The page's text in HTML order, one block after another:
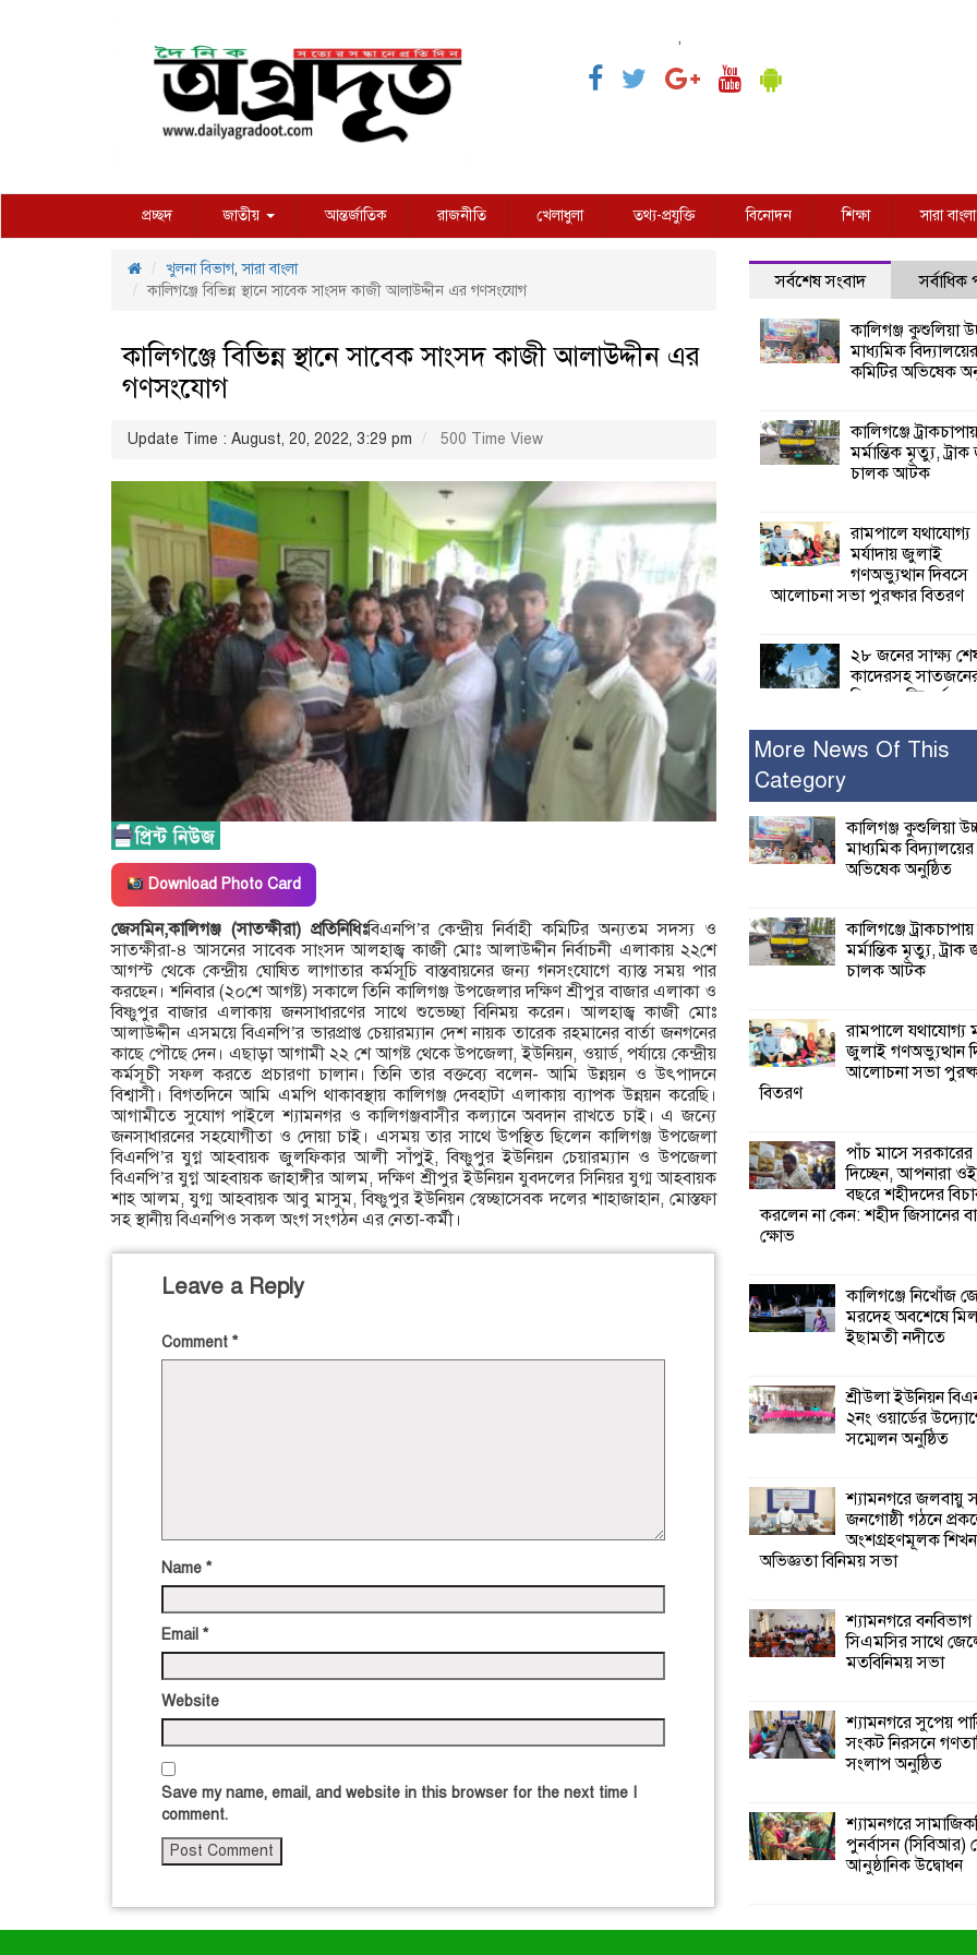
,
প্রচ্ছদ জাতীয় আন্তর্জাতিক রাজনীতি খেলাধুলা তথ্য-প্রযুক্তি বিনোদন শিক্ষা সারা বাংলা
খুলনা বিভাগ,সারা বাংলা
কালিগঞ্জে বিভিন্ন স্থানে সাবেক সাংসদ কাজী আলাউদ্দীন এর গণসংযোগ
কালিগঞ্জে বিভিন্ন স্থানে সাবেক সাংসদ কাজী আলাউদ্দীন এর
গণসংযোগ
Update Time : August, 20, 2022, 3:29 pm 500 Time View
Download Photo Card
জেসমিন,কালিগঞ্জ (সাতক্ষীরা) প্রতিনিধিঃবিএনপি’র কেন্দ্রীয় নির্বাহী কমিটির অন্যতম সদস্য ও
সাতক্ষীরা-৪ আসনের সাবেক সাংসদ আলহাজ্ব কাজী মোঃ আলাউদ্দীন নির্বাচনী এলাকায় ২২শে
আগস্ট থেকে কেন্দ্রীয় ঘোষিত লাগাতার কর্মসূচি বাস্তবায়নের জন্য গনসংযোগে ব্যাস্ত সময় পার
করছেন। শনিবার (২০শে আগষ্ট) সকালে তিনি কালিগঞ্জ উপজেলার দক্ষিণ শ্রীপুর বাজার এলাকা ও
বিষ্ণুপুর বাজার এলাকায় জনসাধারণের সাথে শুভেচ্ছা বিনিময় করেন। আলহাজ্ব কাজী মোঃ
আলাউদ্দীন এসময়ে বিএনপি’র ভারপ্রাপ্ত চেয়ারম্যান দেশ নায়ক তারেক রহমানের বার্তা জনগনের
কাছে পৌছে দেন। এছাড়া আগামী ২২ শে আগষ্ট থেকে উপজেলা, ইউনিয়ন, ওয়ার্ড, পর্যায়ে কেন্দ্রীয়
কর্মসূচী সফল করতে প্রচারণা চালান। তিনি তার বক্তব্যে বলেন- আমি উন্নয়ন ও উৎপাদনে
বিশ্বাসী। বিগতদিনে আমি এমপি থাকাবস্থায় কালিগঞ্জ দেবহাটা এলাকায় ব্যাপক উন্নয়ন করেছি।
আগামীতে সুযোগ পাইলে শ্যামনগর ও কালিগঞ্জবাসীর কল্যানে অবদান রাখতে চাই। এ জন্যে
জনসাধারনের সহযোগীতা ও দোয়া চাই। এসময় তার সাথে উপস্থিত ছিলেন কালিগঞ্জ উপজেলা
বিএনপি’র যুগ্ন আহবায়ক জুলফিকার আলী সাঁপুই, বিষ্ণুপুর ইউনিয়ন চেয়ারম্যান ও উপজেলা
বিএনপি’র যুগ্ন আহবায়ক জাহাঙ্গীর আলম, দক্ষিণ শ্রীপুর ইউনিয়ন যুবদলের সিনিয়র যুগ্ম আহবায়ক
শাহ আলম, যুগ্ম আহবায়ক আবু মাসুম, বিষ্ণুপুর ইউনিয়ন স্বেচ্ছাসেবক দলের শাহাজাহান, মোস্তফা
সহ স্থানীয় বিএনপিও সকল অংগ সংগঠন এর নেতা-কর্মী।
Leave a Reply
Comment *
Name *
Email *
Website
Save my name, email, and website in this browser for the next time I
comment.
সর্বশেষ সংবাদ সর্বাধিক
কালিগঞ্জ কুশুলিয়া
মাধ্যমিক বিদ্যালয়ের
কমিটির অভিষেক
কালিগঞ্জে
মর্মান্তিক মৃত্যু,
চালক আটক
রামপালে যথাযোগ্য
মর্যাদায় জুলাই
গণঅভ্যুত্থান দিবসে
আলোচনা সভা পুরষ্কার বিতরণ
২৮ জনের সাক্ষ্য
কাদেরসহ
বিরুদ্ধে যুক্তিতর্ক
ক্ষতি করেছে
নুরুল হক নুর
পাঁচ মাসে সরকারের
বছরে শহীদদের
করলেন না কেন: শহীদ জিসানের
ক্ষোভ
কালিগঞ্জে নিখোঁজ
মরদেহ অবশেষে
ইছামতী নদীতে
২নং ওয়ার্ডের
কর্মী সম্মেলন
শ্যামনগরে জলবায়ু
শিখন ও অভিজ্ঞতা বিনিময় সভা
শ্যামনগরে বনবিভাগ
মতবিনিময় সভা
More News Of This
Category
কালিগঞ্জ কুশুলিয়া
মাধ্যমিক
অভিষেক অনুষ্ঠিত
কালিগঞ্জে
মর্মান্তিক মৃত্যু, ট্রাক
চালক আটক
রামপালে যথাযোগ্য
জুলাই গণঅভ্যুত্থান
আলোচনা সভা
বিতরণ
পাঁচ মাসে
দিচ্ছেন, আপনারা
বছরে শহীদদের
করলেন না কেন: শহীদ জিসানের
ক্ষোভ
কালিগঞ্জে নিখোঁজ
মরদেহ অবশেষে
ইছামতী নদীতে
শ্রীউলা ইউনিয়ন
২নং ওয়ার্ডের
সম্মেলন অনুষ্ঠিত
শ্যামনগরে জলবায়ু
জনগোষ্ঠী গঠনে
অংশগ্রহণমূলক
অভিজ্ঞতা বিনিময় সভা
শ্যামনগরে
সিএমসির সাথে
মতবিনিময় সভা
শ্যামনগরে সুপেয়
সংকট নিরসনে
সংলাপ অনুষ্ঠিত
শ্যামনগরে
পুনর্বাসন (সিবিআর)
আনুষ্ঠানিক উদ্বোধন